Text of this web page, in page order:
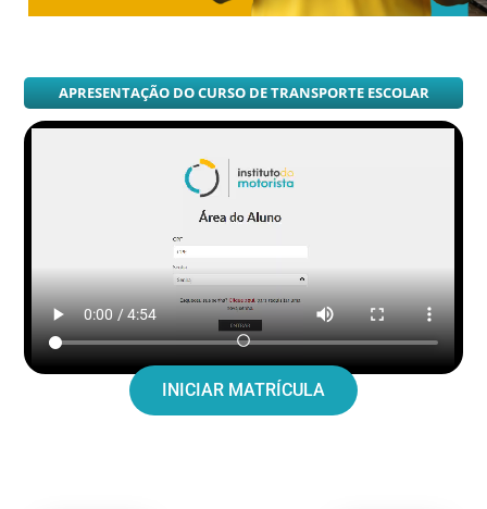
APRESENTAÇÃO DO CURSO DE TRANSPORTE ESCOLAR
INICIAR MATRÍCULA